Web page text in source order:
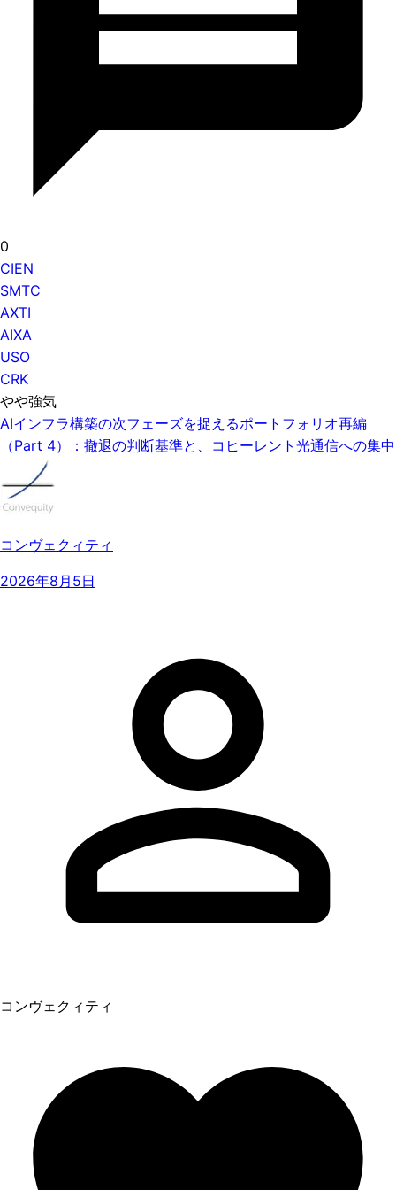
0
CIEN
SMTC
AXTI
AIXA
USO
CRK
やや強気
AIインフラ構築の次フェーズを捉えるポートフォリオ再編
（Part 4）：撤退の判断基準と、コヒーレント光通信への集中
コンヴェクィティ
2026年8月5日
コンヴェクィティ